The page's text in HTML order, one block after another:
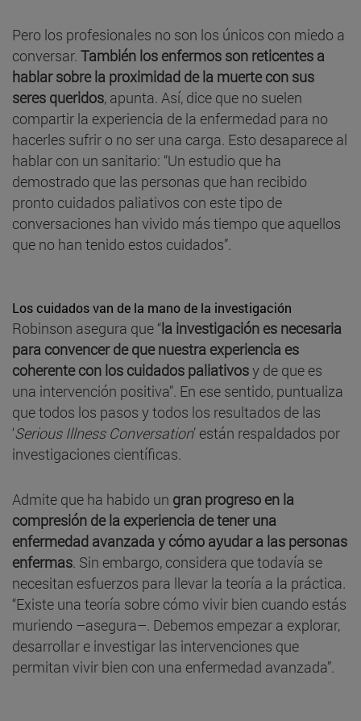
Pero los profesionales no son los únicos con miedo a
conversar. También los enfermos son reticentes a
hablar sobre la proximidad de la muerte con sus
seres queridos, apunta. Así, dice que no suelen
compartir la experiencia de la enfermedad para no
hacerles sufrir o no ser una carga. Esto desaparece al
hablar con un sanitario: “Un estudio que ha
demostrado que las personas que han recibido
pronto cuidados paliativos con este tipo de
conversaciones han vivido más tiempo que aquellos
que no han tenido estos cuidados”.
Los cuidados van de la mano de la investigación
Robinson asegura que “la investigación es necesaria
para convencer de que nuestra experiencia es
coherente con los cuidados paliativosy de que es
una intervención positiva”. En ese sentido, puntualiza
que todos los pasos y todos los resultados de las
‘Serious Illness Conversation’ están respaldados por
investigaciones científicas.
Admite que ha habido un gran progreso en la
compresión de la experiencia de tener una
enfermedad avanzada y cómo ayudar a las personas
enfermas. Sin embargo, considera que todavía se
necesitan esfuerzos para llevar la teoría a la práctica.
“Existe una teoría sobre cómo vivir bien cuando estás
muriendo –asegura–. Debemos empezar a explorar,
desarrollar e investigar las intervenciones que
permitan vivir bien con una enfermedad avanzada”.